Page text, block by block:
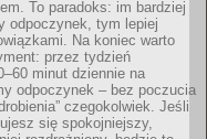
To paradoks: im bardziej
odpoczynek, tym lepiej
Na koniec warto
przez tydzień
minut dziennie na
odpoczynek – bez poczucia
czegokolwiek. Jeśli
się spokojniejszy,